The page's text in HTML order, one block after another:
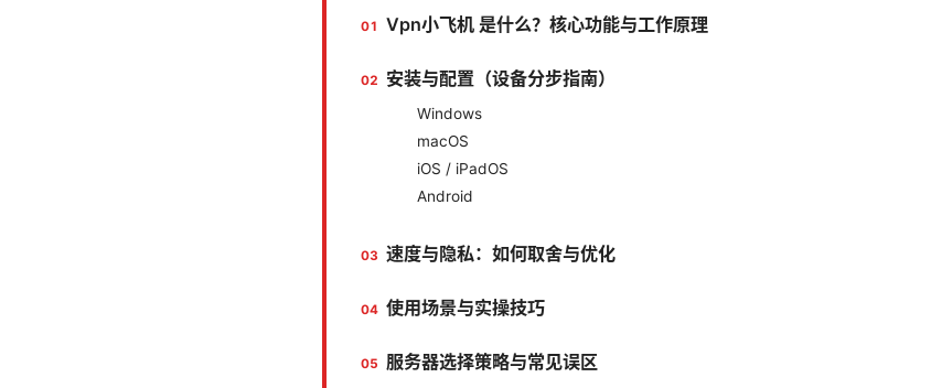
Vpn小飞机 是什么？核心功能与工作原理
安装与配置（设备分步指南）
Windows
macOS
iOS / iPadOS
Android
速度与隐私：如何取舍与优化
使用场景与实操技巧
服务器选择策略与常见误区